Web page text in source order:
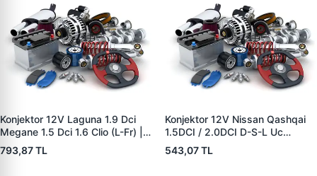
Konjektor 12V Laguna 1.9 Dci
Megane 1.5 Dci 1.6 Clio (L-Fr) |
YUNYI 04-126 | OEM
8200327183 8200660029
793,87 TL
Konjektor 12V Nissan Qashqai
1.5DCI / 2.0DCI D-S-L Uc
Nissan 10-Trail 2.0DCI/Renault
Koleos Jeep 2.0DCI | YUNYI 06-
543,07 TL